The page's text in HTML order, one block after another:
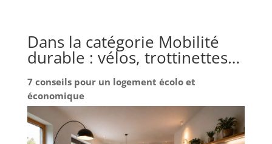
Dans la catégorie Mobilité
durable : vélos, trottinettes…
7 conseils pour un logement écolo et
économique